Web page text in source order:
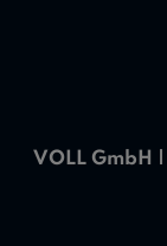
VOLL GmbH |